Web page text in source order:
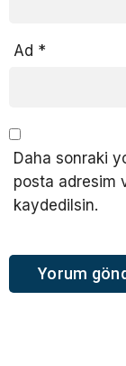
Ad *
Daha sonraki
posta adresim
kaydedilsin.